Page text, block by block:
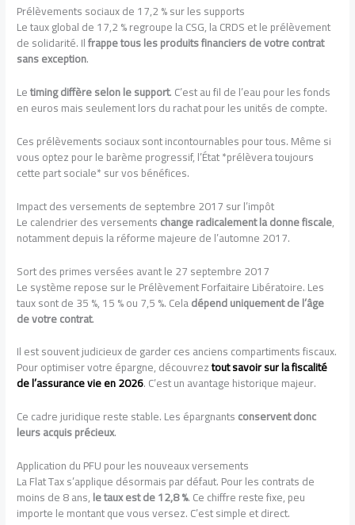
Prélèvements sociaux de 17,2 % sur les supports
Le taux global de 17,2 % regroupe la CSG, la CRDS et le prélèvement
de solidarité. Ilfrappe tous les produits financiers de votre contrat
sans exception.
Letiming diffère selon le support. C’est au fil de l’eau pour les fonds
en euros mais seulement lors du rachat pour les unités de compte.
Ces prélèvements sociaux sont incontournables pour tous. Même si
vous optez pour le barème progressif, l’État *prélèvera toujours
cette part sociale* sur vos bénéfices.
Impact des versements de septembre 2017 sur l’impôt
Le calendrier des versementschange radicalement la donne fiscale,
notamment depuis la réforme majeure de l’automne 2017.
Sort des primes versées avant le 27 septembre 2017
Le système repose sur le Prélèvement Forfaitaire Libératoire. Les
taux sont de 35 %, 15 % ou 7,5 %. Celadépend uniquement de l’âge
de votre contrat.
Il est souvent judicieux de garder ces anciens compartiments fiscaux.
Pour optimiser votre épargne, découvreztout savoir sur la fiscalité
de l’assurance vie en 2026. C’est un avantage historique majeur.
Ce cadre juridique reste stable. Les épargnantsconservent donc
leurs acquis précieux.
Application du PFU pour les nouveaux versements
La Flat Tax s’applique désormais par défaut. Pour les contrats de
moins de 8 ans,le taux est de 12,8 %. Ce chiffre reste fixe, peu
importe le montant que vous versez. C’est simple et direct.